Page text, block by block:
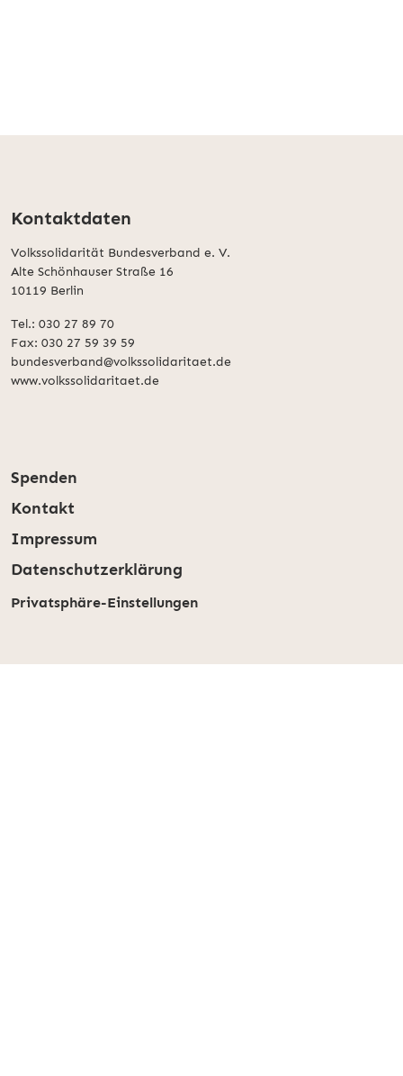
Kontaktdaten
Volkssolidarität Bundesverband e. V.
Alte Schönhauser Straße 16
10119 Berlin
Tel.: 030 27 89 70
Fax: 030 27 59 39 59
bundesverband@volkssolidaritaet.de
www.volkssolidaritaet.de
Spenden
Kontakt
Impressum
Datenschutzerklärung
Privatsphäre-Einstellungen